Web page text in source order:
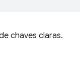
chaves claras.